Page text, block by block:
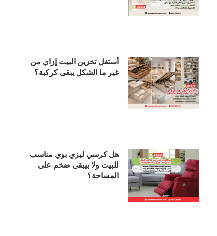
أستغل تخزين البيت إزاي من
غير ما الشكل يبقى كركبة؟
هل كرسي ليزي بوي مناسب
للبيت ولا بيبقى ضخم على
المساحة؟